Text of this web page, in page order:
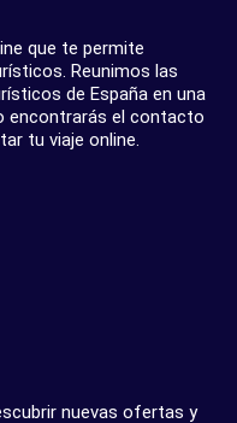
que te permite
Reunimos las
de España en una
encontrarás el contacto
tu viaje online.
nuevas ofertas y